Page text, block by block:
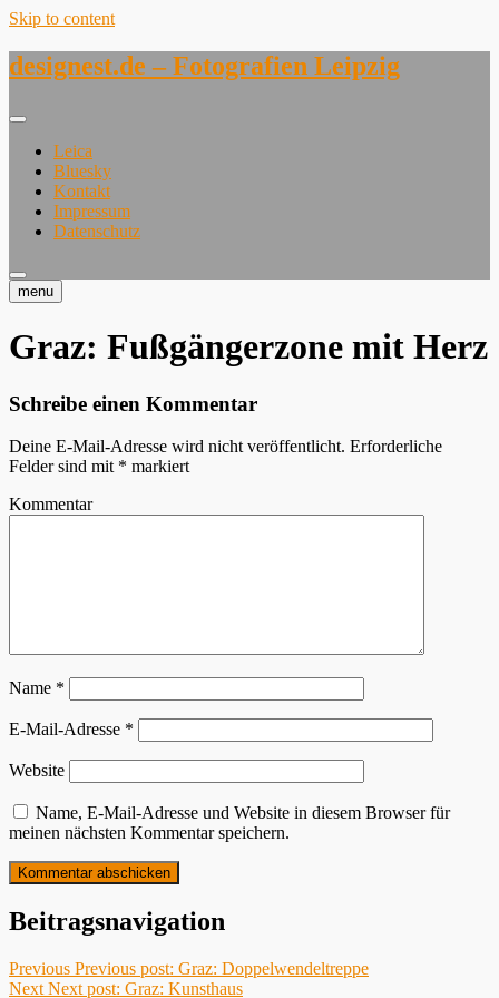
Skip to content
designest.de – Fotografien Leipzig
Leica
Bluesky
Kontakt
Impressum
Datenschutz
menu
Graz: Fußgängerzone mit Herz
Schreibe einen Kommentar
Deine E-Mail-Adresse wird nicht veröffentlicht. Erforderliche
Felder sind mit * markiert
Kommentar
Name *
E-Mail-Adresse *
Website
Name, E-Mail-Adresse und Website in diesem Browser für
meinen nächsten Kommentar speichern.
Beitragsnavigation
Previous Previous post: Graz: Doppelwendeltreppe
Next Next post: Graz: Kunsthaus